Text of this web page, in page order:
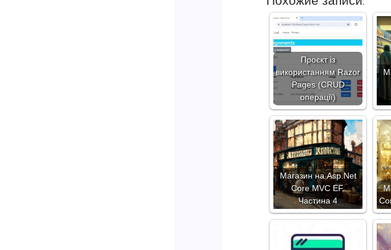
Проєкт із
використанням Razor
Pages (CRUD
операції)
Магазин на Asp.Net
Core MVC EF.
Частина 4